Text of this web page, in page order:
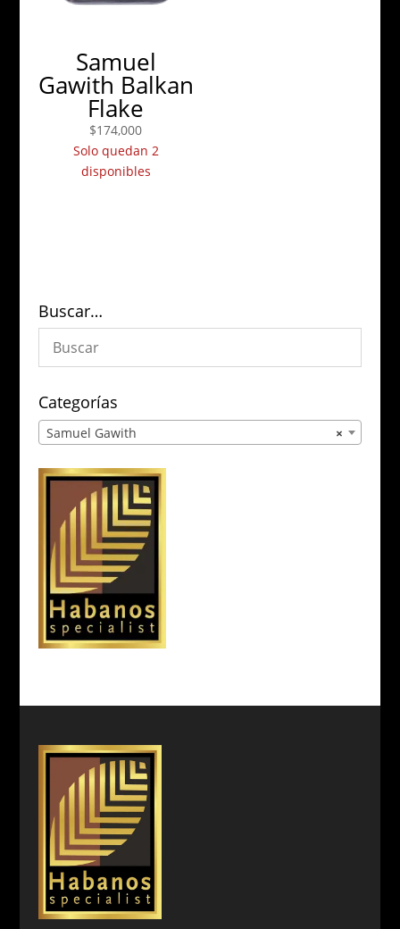
Samuel
Gawith Balkan
Flake
$174,000
Solo quedan 2
disponibles
Buscar…
Categorías
×
Samuel Gawith